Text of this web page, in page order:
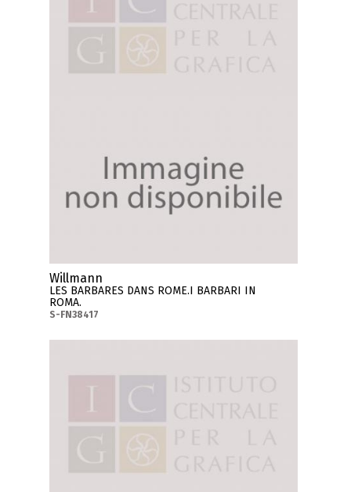
Willmann
LES BARBARES DANS ROME.I BARBARI IN
ROMA.
S-FN38417